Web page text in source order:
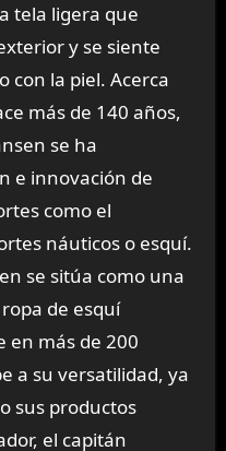
tela ligera que
y se siente
con la piel. Acerca
más de 140 años,
se ha
e innovación de
como el
náuticos o esquí.
se sitúa como una
de esquí
en más de 200
a su versatilidad, ya
sus productos
el capitán